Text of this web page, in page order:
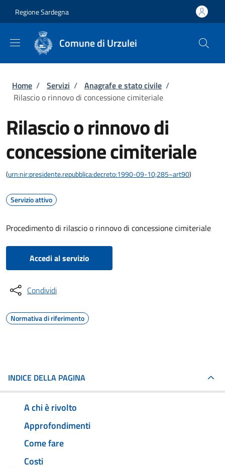
Regione Sardegna
Comune di Urzulei
Briciole di pane
Home / Servizi / Anagrafe e stato civile /
Rilascio o rinnovo di concessione cimiteriale
Rilascio o rinnovo di
concessione cimiteriale
(urn:nir:presidente.repubblica:decreto:1990-09-10;285~art90)
Servizio attivo
Procedimento di rilascio o rinnovo di concessione cimiteriale
Accedi al servizio
Condividi
Normativa di riferimento
INDICE DELLA PAGINA
A chi è rivolto
Approfondimenti
Come fare
Costi